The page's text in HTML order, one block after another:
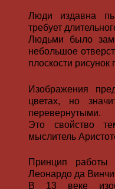
Люди издавна
требует
Людьми было
небольшое
плоскости
Изображения
цветах, но
перевернутыми.
Это свойство
мыслитель
Принцип
Леонардо да
В 13 веке